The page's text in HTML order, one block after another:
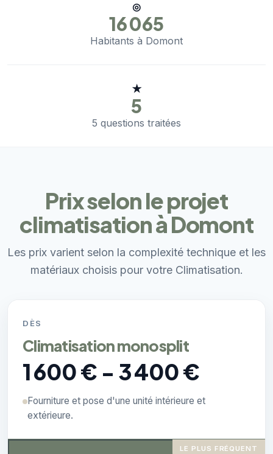
◎
16 065
Habitants à Domont
★
5
5 questions traitées
Prix selon le projet
climatisation à Domont
Les prix varient selon la complexité technique et les
matériaux choisis pour votre Climatisation.
DÈS
Climatisation monosplit
1 600 € - 3 400 €
Fourniture et pose d'une unité intérieure et
extérieure.
LE PLUS FRÉQUENT